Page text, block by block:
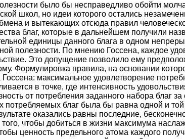
было бы несправедливо обойти
школ, но идеи которого остались
и вытекающих отсюда правил
благ, которые в дальнейшем получили
единицы данного блага в одном
полезности. По мнению Госсена, каждое
Это допущение позволило ему
Формулировка правила, на основании
максимальное удовлетворение
в точке, где интенсивность
от потребления заданного набора благ
потребляемых благ была бы равна одной и
оказались равны последние,
чтобы добиться в жизни максимума
ценность предельного атома каждого